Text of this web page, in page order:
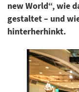
new World“, wie
gestaltet – und
hinterherhinkt.